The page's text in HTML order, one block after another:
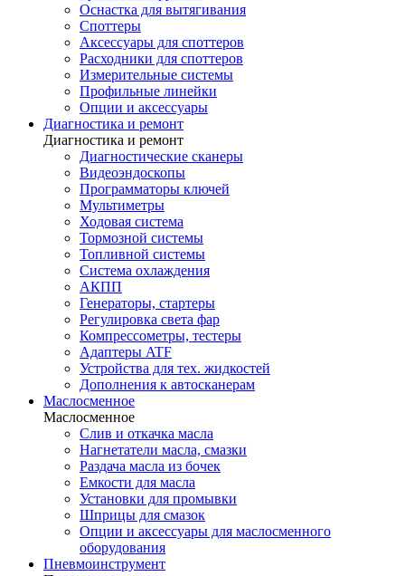
Оснастка для вытягивания
Споттеры
Аксессуары для споттеров
Расходники для споттеров
Измерительные системы
Профильные линейки
Опции и аксессуары
Диагностика и ремонт
Диагностика и ремонт
Диагностические сканеры
Видеоэндоскопы
Программаторы ключей
Мультиметры
Ходовая система
Тормозной системы
Топливной системы
Система охлаждения
АКПП
Генераторы, стартеры
Регулировка света фар
Компрессометры, тестеры
Адаптеры ATF
Устройства для тех. жидкостей
Дополнения к автосканерам
Маслосменное
Маслосменное
Слив и откачка масла
Нагнетатели масла, смазки
Раздача масла из бочек
Емкости для масла
Установки для промывки
Шприцы для смазок
Опции и аксессуары для маслосменного
оборудования
Пневмоинструмент